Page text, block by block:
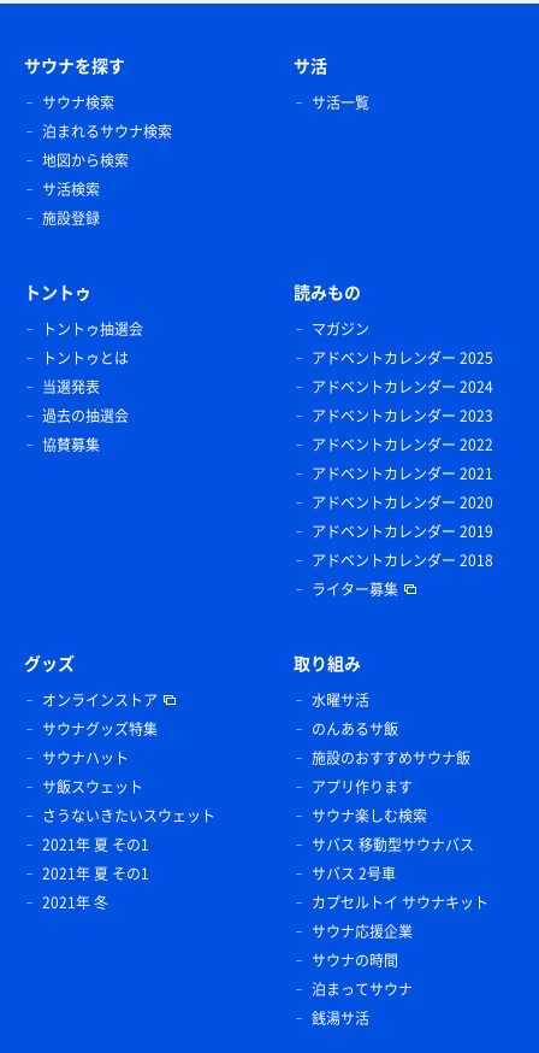
サウナを探す
サウナ検索
泊まれるサウナ検索
地図から検索
サ活検索
施設登録
サ活
サ活一覧
トントゥ
トントゥ抽選会
トントゥとは
当選発表
過去の抽選会
協賛募集
読みもの
マガジン
アドベントカレンダー 2025
アドベントカレンダー 2024
アドベントカレンダー 2023
アドベントカレンダー 2022
アドベントカレンダー 2021
アドベントカレンダー 2020
アドベントカレンダー 2019
アドベントカレンダー 2018
ライター募集
グッズ
オンラインストア
サウナグッズ特集
サウナハット
サ飯スウェット
さうないきたいスウェット
2021年 夏 その1
2021年 夏 その1
2021年 冬
取り組み
水曜サ活
のんあるサ飯
施設のおすすめサウナ飯
アプリ作ります
サウナ楽しむ検索
サバス 移動型サウナバス
サバス 2号車
カプセルトイ サウナキット
サウナ応援企業
サウナの時間
泊まってサウナ
銭湯サ活